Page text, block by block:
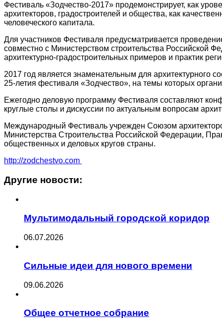
Фестиваль «Зодчество-2017» продемонстрирует, как
архитекторов, градостроителей и общества, как
человеческого капитала.
Для участников Фестиваля предусматривается
совместно с Министерством строительства Российской
архитектурно-градостроительных примеров и практик
2017 год является знаменательным для архитектурного
25-летия фестиваля «Зодчество», на темы которых
Ежегодно деловую программу Фестиваля составляют
круглые столы и дискуссии по актуальным вопросам
Международный Фестиваль учрежден Союзом
Министерства Строительства Российской Федерации,
общественных и деловых кругов страны.
http://zodchestvo.com
Другие новости:
Мультимодальный городской коридор
06.07.2026
Сильные идеи для нового времени
09.06.2026
Общее отчетное собрание